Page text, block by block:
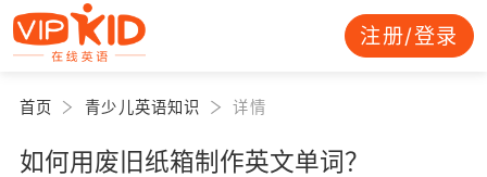
注册/登录
首页 青少儿英语知识 详情
如何用废旧纸箱制作英文单词？